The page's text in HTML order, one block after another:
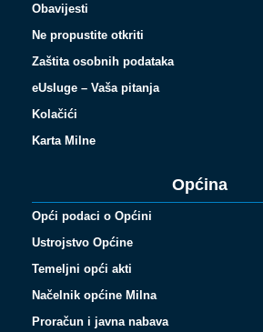
Obavijesti
Ne propustite otkriti
Zaštita osobnih podataka
eUsluge – Vaša pitanja
Kolačići
Karta Milne
Općina
Opći podaci o Općini
Ustrojstvo Općine
Temeljni opći akti
Načelnik općine Milna
Proračun i javna nabava